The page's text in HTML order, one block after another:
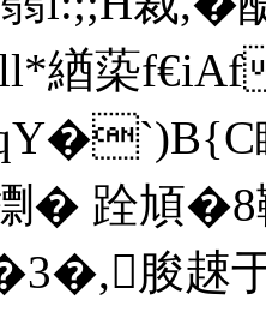
緧蒅f€iAf
� 跧頄�8
朘趚于